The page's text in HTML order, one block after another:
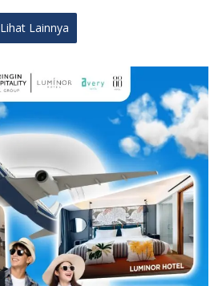
Lihat Lainnya